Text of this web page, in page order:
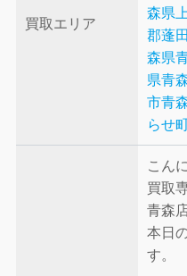
買取エリア
森県
郡蓬
森県
県青
市青
らせ
こん
買取
青森
本日
す。